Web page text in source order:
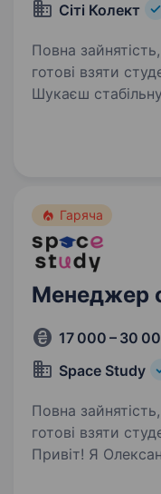
Сіті Колект
Повна
готові взяти
Шукаєш
команди!
з найбільшими…
Гаряча
Менеджер
17 000 – 30
Space Study
Повна
готові взяти
Привіт! Я